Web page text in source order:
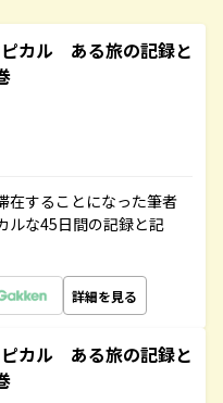
カル ある旅の記録と
在することになった筆者
ルな45日間の記録と記
詳細を見る
カル ある旅の記録と